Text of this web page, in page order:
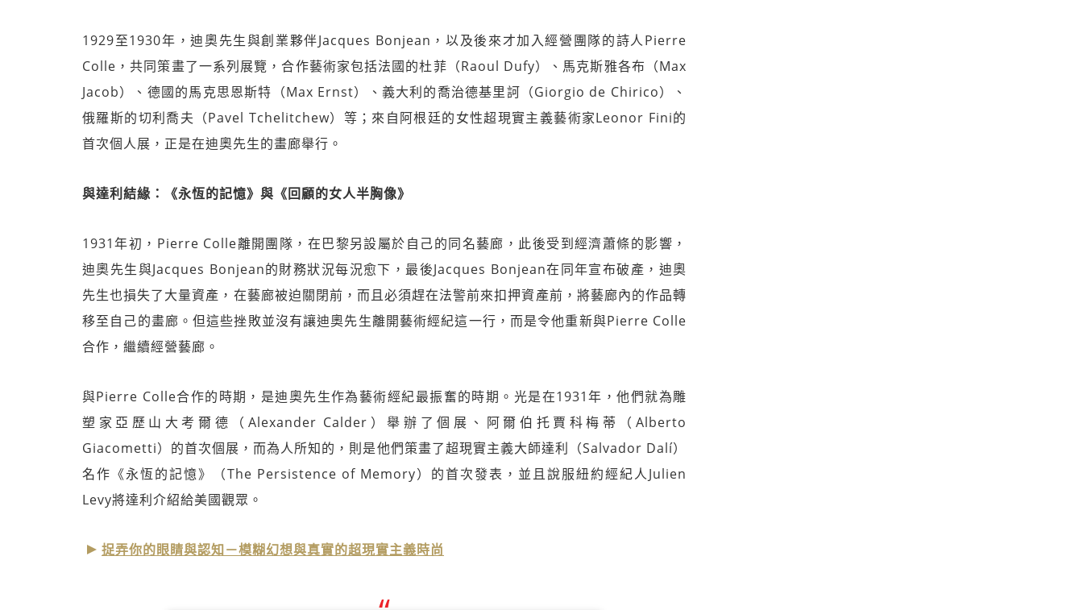
1929至1930年，迪奧先生與創業夥伴Jacques Bonjean，以及後來才加入經營團隊的詩人Pierre
Colle，共同策畫了一系列展覽，合作藝術家包括法國的杜菲（Raoul Dufy）、馬克斯雅各布（Max
Jacob）、德國的馬克思恩斯特（Max Ernst）、義大利的喬治德基里訶（Giorgio de Chirico）、
俄羅斯的切利喬夫（Pavel Tchelitchew）等；來自阿根廷的女性超現實主義藝術家Leonor Fini的
首次個人展，正是在迪奧先生的畫廊舉行。
與達利結緣：《永恆的記憶》與《回顧的女人半胸像》
1931年初，Pierre Colle離開團隊，在巴黎另設屬於自己的同名藝廊，此後受到經濟蕭條的影響，
迪奧先生與Jacques Bonjean的財務狀況每況愈下，最後Jacques Bonjean在同年宣布破產，迪奧
先生也損失了大量資產，在藝廊被迫關閉前，而且必須趕在法警前來扣押資產前，將藝廊內的作品轉
移至自己的畫廊。但這些挫敗並沒有讓迪奧先生離開藝術經紀這一行，而是令他重新與Pierre Colle
合作，繼續經營藝廊。
與Pierre Colle合作的時期，是迪奧先生作為藝術經紀最振奮的時期。光是在1931年，他們就為雕
塑家亞歷山大考爾德（Alexander Calder）舉辦了個展、阿爾伯托賈科梅蒂（Alberto
Giacometti）的首次個展，而為人所知的，則是他們策畫了超現實主義大師達利（Salvador Dalí）
名作《永恆的記憶》（The Persistence of Memory）的首次發表，並且說服紐約經紀人Julien
Levy將達利介紹給美國觀眾。
捉弄你的眼睛與認知－模糊幻想與真實的超現實主義時尚